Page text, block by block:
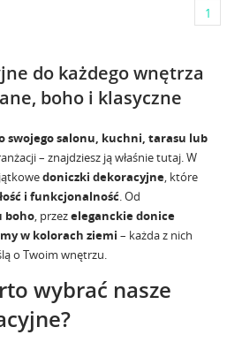
1
do każdego wnętrza
boho i klasyczne
swojego salonu, kuchni, tarasu lub
– znajdziesz ją właśnie tutaj. W
doniczki dekoracyjne, które
i funkcjonalność. Od
boho, przezeleganckie donice
w kolorach ziemi – każda z nich
o Twoim wnętrzu.
wybrać nasze